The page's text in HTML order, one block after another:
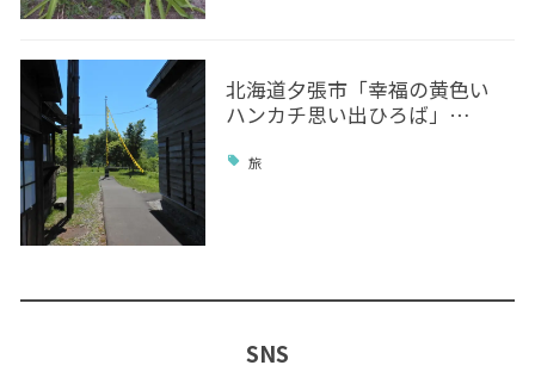
北海道夕張市「幸福の黄色い
ハンカチ思い出ひろば」…
旅
SNS